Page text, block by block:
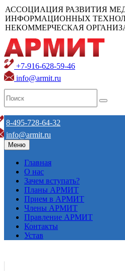
АССОЦИАЦИЯ РАЗВИТИЯ
ИНФОРМАЦИОННЫХ
НЕКОММЕРЧЕСКАЯ
+7-916-628-59-46
info@armit.ru
8-495-728-64-32
info@armit.ru
Меню
Главная
О нас
Зачем вступать?
Планы АРМИТ
Прием в АРМИТ
Члены АРМИТ
Правление АРМИТ
Контакты
Устав